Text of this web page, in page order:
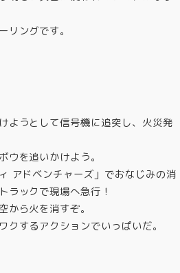
リングです。
ようとして信号機に追突し、火災発
ウを追いかけよう。
アドベンチャーズ」でおなじみの消
ラックで現場へ急行！
から火を消すぞ。
クするアクションでいっぱいだ。